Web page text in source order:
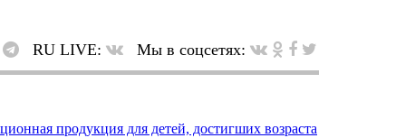
RU LIVE: Мы в соцсетях: